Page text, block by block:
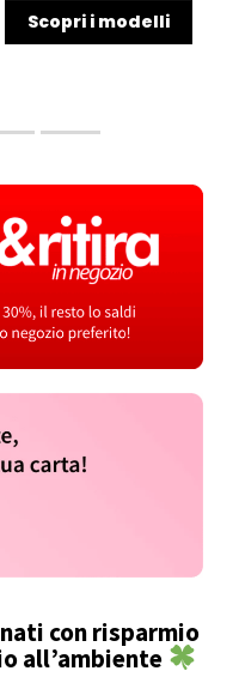
Scopri i modelli
con risparmio
all’ambiente